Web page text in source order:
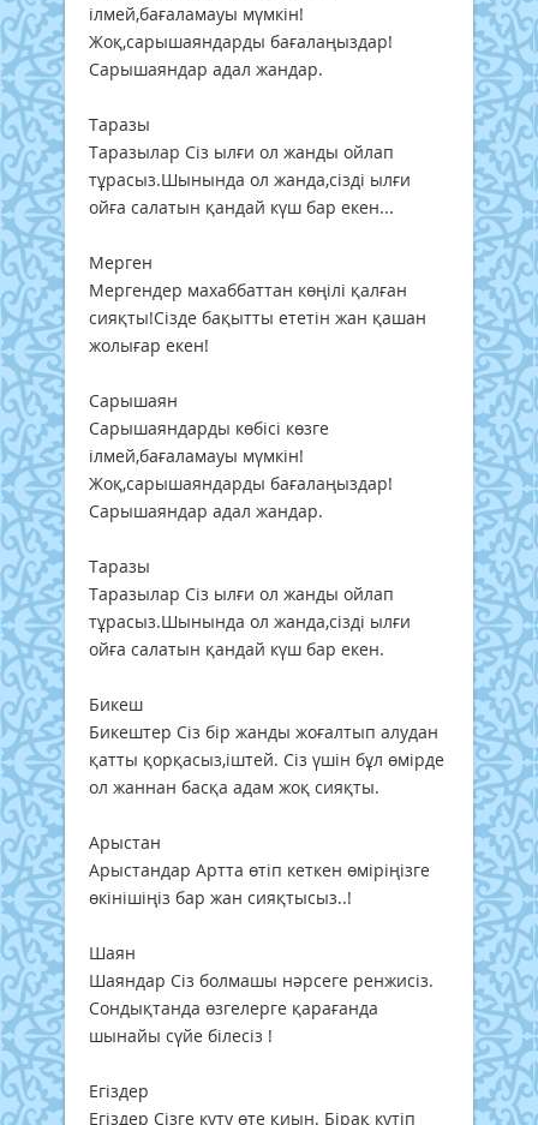
ілмей,бағаламауы мүмкін!
Жоқ,сарышаяндарды бағалаңыздар!
Сарышаяндар адал жандар.
Таразы
Таразылар Сіз ылғи ол жанды ойлап
тұрасыз.Шынында ол жанда,сізді ылғи
ойға салатын қандай күш бар екен...
Мерген
Мергендер махаббаттан көңілі қалған
сияқты!Сізде бақытты ететін жан қашан
жолығар екен!
Сарышаян
Сарышаяндарды көбісі көзге
ілмей,бағаламауы мүмкін!
Жоқ,сарышаяндарды бағалаңыздар!
Сарышаяндар адал жандар.
Таразы
Таразылар Сіз ылғи ол жанды ойлап
тұрасыз.Шынында ол жанда,сізді ылғи
ойға салатын қандай күш бар екен.
Бикеш
Бикештер Сіз бір жанды жоғалтып алудан
қатты қорқасыз,іштей. Сіз үшін бұл өмірде
ол жаннан басқа адам жоқ сияқты.
Арыстан
Арыстандар Артта өтіп кеткен өміріңізге
өкінішіңіз бар жан сияқтысыз..!
Шаян
Шаяндар Сіз болмашы нәрсеге ренжисіз.
Сондықтанда өзгелерге қарағанда
шынайы сүйе білесіз !
Егіздер
Егіздер Сізге күту өте қиын. Бірақ күтіп